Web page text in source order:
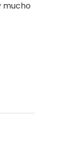
mucho